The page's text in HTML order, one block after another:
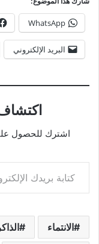
WhatsApp
البريد الإلكتروني
اشترك للحصول
كتابة بريدك الإلكتروني...
الانتماء